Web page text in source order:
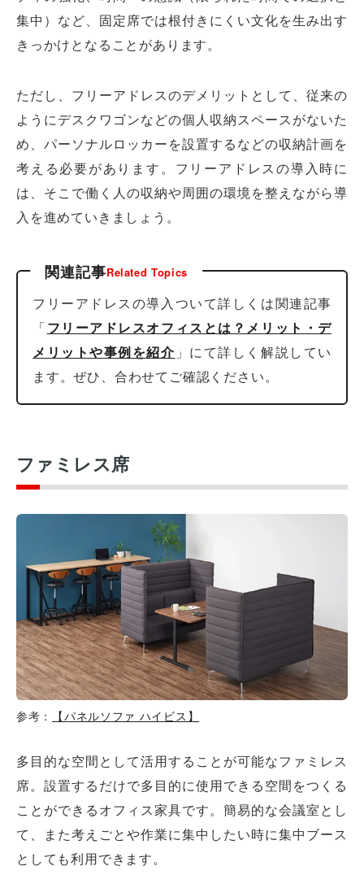
集中）など、固定席では根付きにくい文化を生み出す
きっかけとなることがあります。
ただし、フリーアドレスのデメリットとして、従来の
ようにデスクワゴンなどの個人収納スペースがないた
め、パーソナルロッカーを設置するなどの収納計画を
考える必要があります。フリーアドレスの導入時に
は、そこで働く人の収納や周囲の環境を整えながら導
入を進めていきましょう。
関連記事Related Topics
フリーアドレスの導入ついて詳しくは関連記事
「フリーアドレスオフィスとは？メリット・デ
メリットや事例を紹介 」にて詳しく解説してい
ます。ぜひ、合わせてご確認ください。
ファミレス席
参考： 【パネルソファ ハイビス】
多目的な空間として活用することが可能なファミレス
席。設置するだけで多目的に使用できる空間をつくる
ことができるオフィス家具です。簡易的な会議室とし
て、また考えごとや作業に集中したい時に集中ブース
としても利用できます。